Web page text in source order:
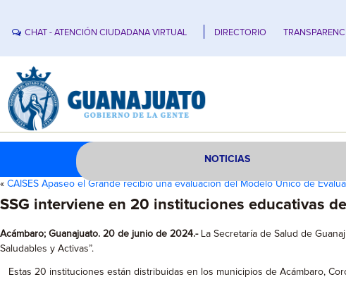
CHAT - ATENCIÓN CIUDADANA VIRTUAL DIRECTORIO
NOTICIAS
« CAISES Apaseo el Grande recibió una evaluación del Modelo Único de
SSG interviene en 20 instituciones educativas
Acámbaro; Guanajuato. 20 de junio de 2024.-La Secretaría de Salud de
Saludables y Activas”.
Estas 20 instituciones están distribuidas en los municipios de Acámbaro,